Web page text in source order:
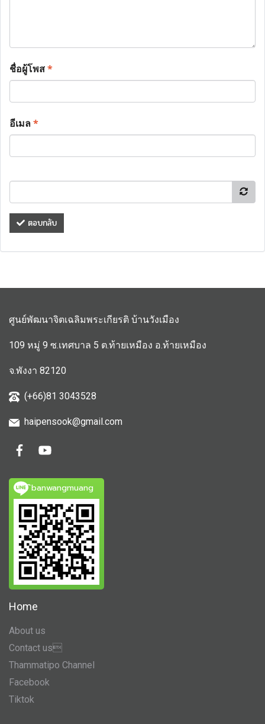
ชื่อผู้โพส*
อีเมล*
ตอบกลับ
ศูนย์พัฒนาจิตเฉลิมพระเกียรติ บ้านวังเมือง
109 หมู่ 9 ซ.เทศบาล 5 ต.ท้ายเหมือง อ.ท้ายเหมือง
จ.พังงา 82120
(+66)81 3043528
haipensook@gmail.com
ิbanwangmuang
Home
About us
Contact us
Thammatipo Channel
Facebook
Tiktok